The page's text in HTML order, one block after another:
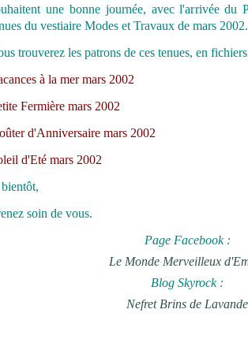
une bonne journée, avec l'arrivée du
du vestiaire Modes et Travaux de mars 2002.
trouverez les patrons de ces tenues, en
à la mer mars 2002
Fermière mars 2002
d'Anniversaire mars 2002
d'Eté mars 2002
soin de vous.
Page Facebook :
Le Monde Merveilleux
Blog Skyrock :
Nefret Brins de Lavande